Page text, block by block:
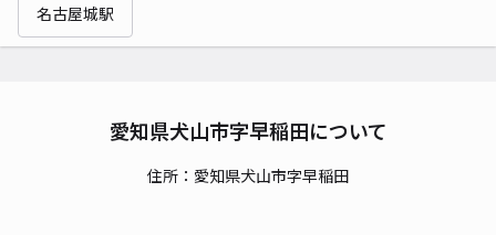
名古屋城駅
愛知県犬山市字早稲田について
住所：愛知県犬山市字早稲田